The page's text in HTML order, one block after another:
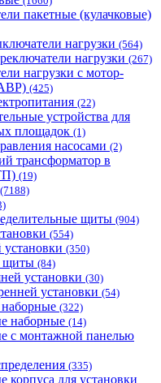
пакетные (кулачковые)
нагрузки (564)
нагрузки (267)
нагрузки с мотор-
(425)
(22)
устройства для
площадок (1)
насосами (2)
трансформатор в
(19)
(7188)
щиты (904)
(554)
(350)
щиты (84)
установки (30)
установки (54)
(322)
наборные (14)
с монтажной панелью
(335)
корпуса для установки